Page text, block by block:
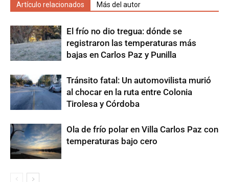
Artículo relacionados Más del autor
El frío no dio tregua: dónde se
registraron las temperaturas más
bajas en Carlos Paz y Punilla
Tránsito fatal: Un automovilista murió
al chocar en la ruta entre Colonia
Tirolesa y Córdoba
Ola de frío polar en Villa Carlos Paz con
temperaturas bajo cero